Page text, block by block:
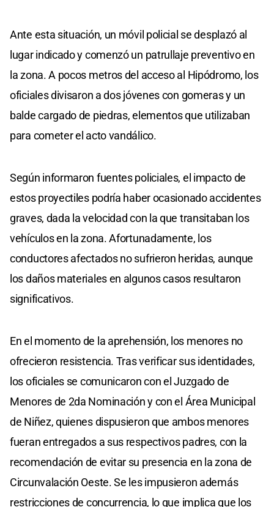
Ante esta situación, un móvil policial se desplazó al
lugar indicado y comenzó un patrullaje preventivo en
la zona. A pocos metros del acceso al Hipódromo, los
oficiales divisaron a dos jóvenes con gomeras y un
balde cargado de piedras, elementos que utilizaban
para cometer el acto vandálico.
Según informaron fuentes policiales, el impacto de
estos proyectiles podría haber ocasionado accidentes
graves, dada la velocidad con la que transitaban los
vehículos en la zona. Afortunadamente, los
conductores afectados no sufrieron heridas, aunque
los daños materiales en algunos casos resultaron
significativos.
En el momento de la aprehensión, los menores no
ofrecieron resistencia. Tras verificar sus identidades,
los oficiales se comunicaron con el Juzgado de
Menores de 2da Nominación y con el Área Municipal
de Niñez, quienes dispusieron que ambos menores
fueran entregados a sus respectivos padres, con la
recomendación de evitar su presencia en la zona de
Circunvalación Oeste. Se les impusieron además
restricciones de concurrencia, lo que implica que los